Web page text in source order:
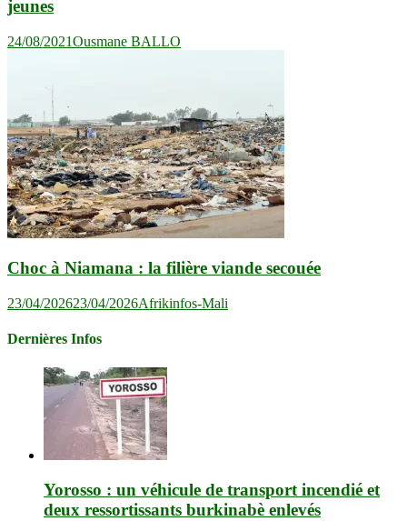
jeunes
24/08/2021Ousmane BALLO
Choc à Niamana : la filière viande secouée
23/04/202623/04/2026Afrikinfos-Mali
Dernières Infos
Yorosso : un véhicule de transport incendié et
deux ressortissants burkinabè enlevés